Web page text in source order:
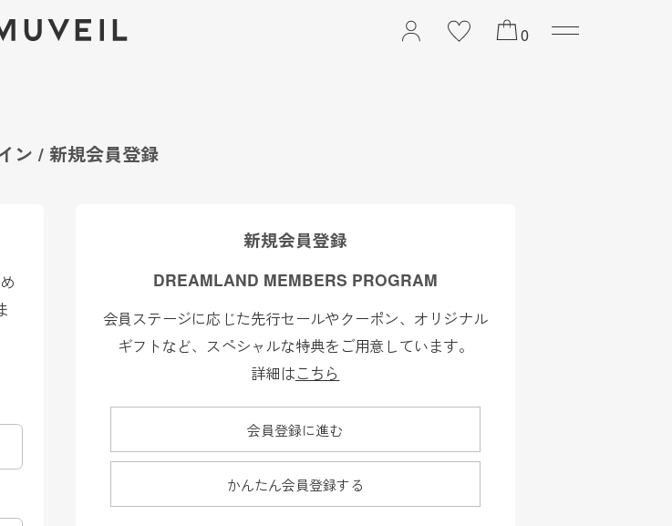
WINTER COLLECTION 2026 PREFALL
0
ン / 新規会員登録
新規会員登録
DREAMLAND MEMBERS PROGRAM
会員ステージに応じた先行セールやクーポン、オリジナル
ギフトなど、スペシャルな特典をご用意しています。
詳細はこちら
会員登録に進む
かんたん会員登録する